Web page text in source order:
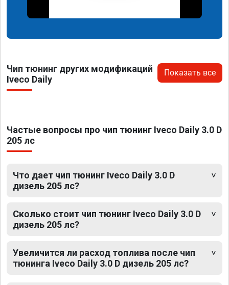
Чип тюнинг других модификаций
Iveco Daily
Показать все
Частые вопросы про чип тюнинг Iveco Daily 3.0 D
205 лс
Что дает чип тюнинг Iveco Daily 3.0 D
дизель 205 лс?
Сколько стоит чип тюнинг Iveco Daily 3.0 D
дизель 205 лс?
Увеличится ли расход топлива после чип
тюнинга Iveco Daily 3.0 D дизель 205 лс?